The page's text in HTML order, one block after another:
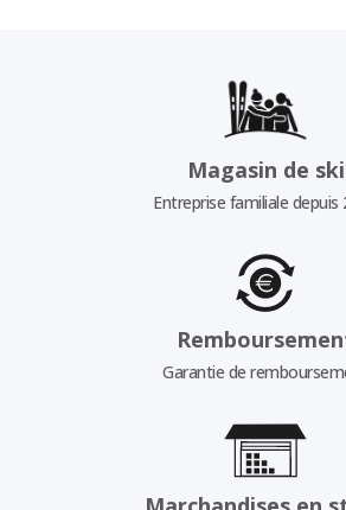
Magasin de ski
Entreprise familiale depuis
Garantie de